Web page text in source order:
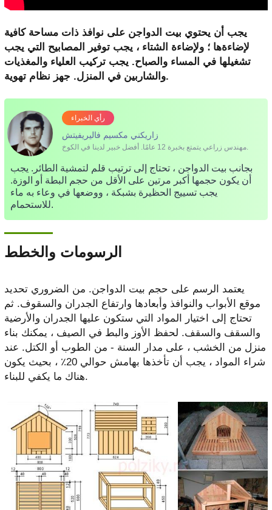
يجب أن يحتوي بيت الدواجن على نوافذ ذات مساحة كافية
لإضاءةها ؛ ولإضاءة الشتاء ، يجب توفير المصابيح التي يجب
تشغيلها في المساء والصباح. يجب تركيب العلياء والمغذيات
والشاربين في المنزل. جهز نظام تهوية.
رأي الخبراء
زاريكني مكسيم فاليريفيتش
مهندس زراعي يتمتع بخبرة 12 عامًا. أفضل خبير لدينا في الكوخ.
بجانب بيت الدواجن ، تحتاج إلى ترتيب قلم لتمشية الطائر. يجب
أن يكون حجمها أكبر مرتين على الأقل من حجم البطة أو الوزة.
يجب تسييج الحظيرة بشبكة ، ووضعها في وعاء به ماء
للاستحمام.
الرسومات والخطط
يعتمد الرسم على حجم بيت الدواجن. من الضروري تحديد
موقع الأبواب والنوافذ وأبعادها وارتفاع الجدران والسقوف. ثم
تحتاج إلى اختيار المواد التي ستكون عليها الجدران والأرضية
والسقف والسقف. لحفظ الأوز والبط في الصيف ، يمكنك بناء
منزل من الخشب ، على مدار السنة - من الطوب أو الكتل. عند
شراء المواد ، يجب أن تأخذها بهامش حوالي 20٪ ، بحيث يكون
هناك ما يكفي للبناء.